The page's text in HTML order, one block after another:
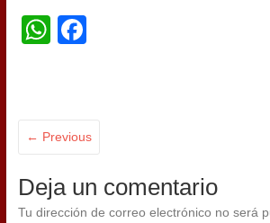
WhatsApp
← Previous
Deja un comentario
Tu dirección de correo electrónico no será